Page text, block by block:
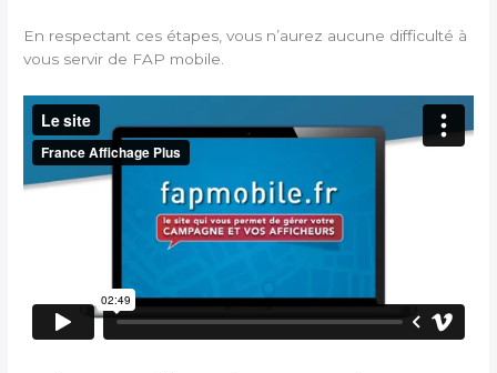
En respectant ces étapes, vous n’aurez aucune difficulté à
vous servir de FAP mobile.